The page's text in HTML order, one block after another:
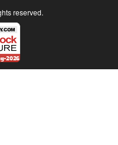
reserved.